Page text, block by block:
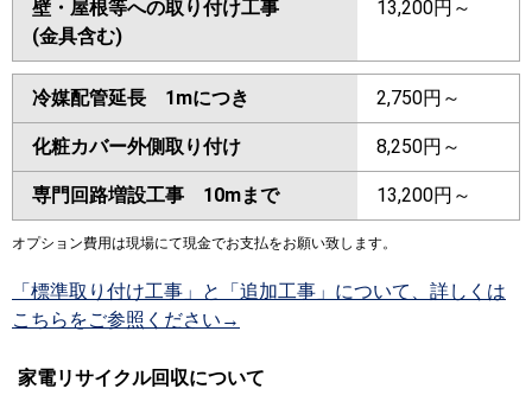
壁・屋根等への取り付け工事
(金具含む)
13,200円～
冷媒配管延長 1mにつき 2,750円～
化粧カバー外側取り付け 8,250円～
専門回路増設工事 10mまで 13,200円～
オプション費用は現場にて現金でお支払をお願い致します。
「標準取り付け工事」と「追加工事」について、詳しくは
こちらをご参照ください→
家電リサイクル回収について